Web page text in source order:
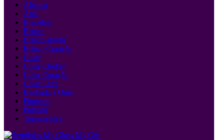
Aliança
Anel
Bracelete
Brinco
Brinco argola
Brinco Coração
Colar
Colar Choker
Colar Coração
Colar Letra
Banhada a Ouro
Pingente
Pulseira
Tornozeleira